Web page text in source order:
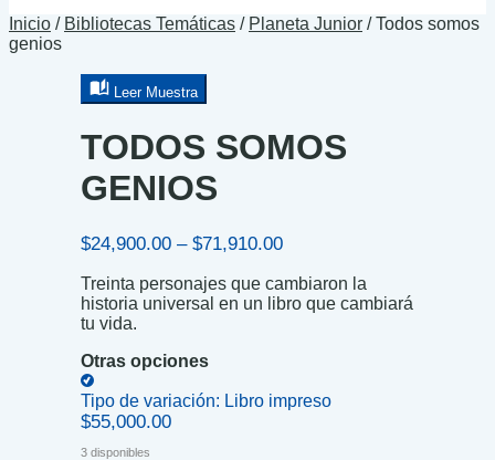
Inicio / Bibliotecas Temáticas / Planeta Junior /Todos somos
genios
Leer Muestra
TODOS SOMOS
GENIOS
$24,900.00 – $71,910.00Price
$24,900.00
through
Treinta personajes que cambiaron la
historia universal en un libro que cambiará
tu vida.
Otras opciones
Tipo de variación: Libro impreso
$55,000.00
3 disponibles